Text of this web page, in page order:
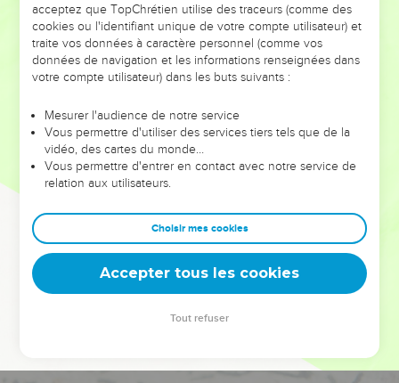
DE L’ANNÉE !
ET SI LEURS ERREURS POUVAIENT VOUS ÉVITER LES
VOTRES ?
leur foi ou leur vision. Mais on voit moins les doutes, les erreurs
et les saisons difficiles qu'ils ont traversés, alors même que ce
sont elles qui les ont façonnés.
Dans cette conférence, leaders, entrepreneurs, et responsables
clés pour avancer avec plus de sagesse afin que leurs erreurs
deviennent vos tremplins. Que vous guidiez un ministère, une
équipe, un groupe ou une famille, leur expérience est faite
acceptez que TopChrétien utilise des traceurs (comme des
cookies ou l'identifiant unique de votre compte utilisateur) et
traite vos données à caractère personnel (comme vos
données de navigation et les informations renseignées dans
votre compte utilisateur) dans les buts suivants :
Mesurer l'audience de notre service
Vous permettre d'utiliser des services tiers tels que de la
vidéo, des cartes du monde…
Vous permettre d'entrer en contact avec notre service de
relation aux utilisateurs.
Choisir mes cookies
Accepter tous les cookies
Tout refuser